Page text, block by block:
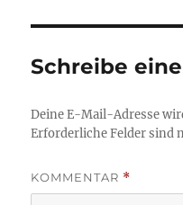
Schreibe
Deine E-Mail-Adresse
Erforderliche Felder sind
KOMMENTAR *